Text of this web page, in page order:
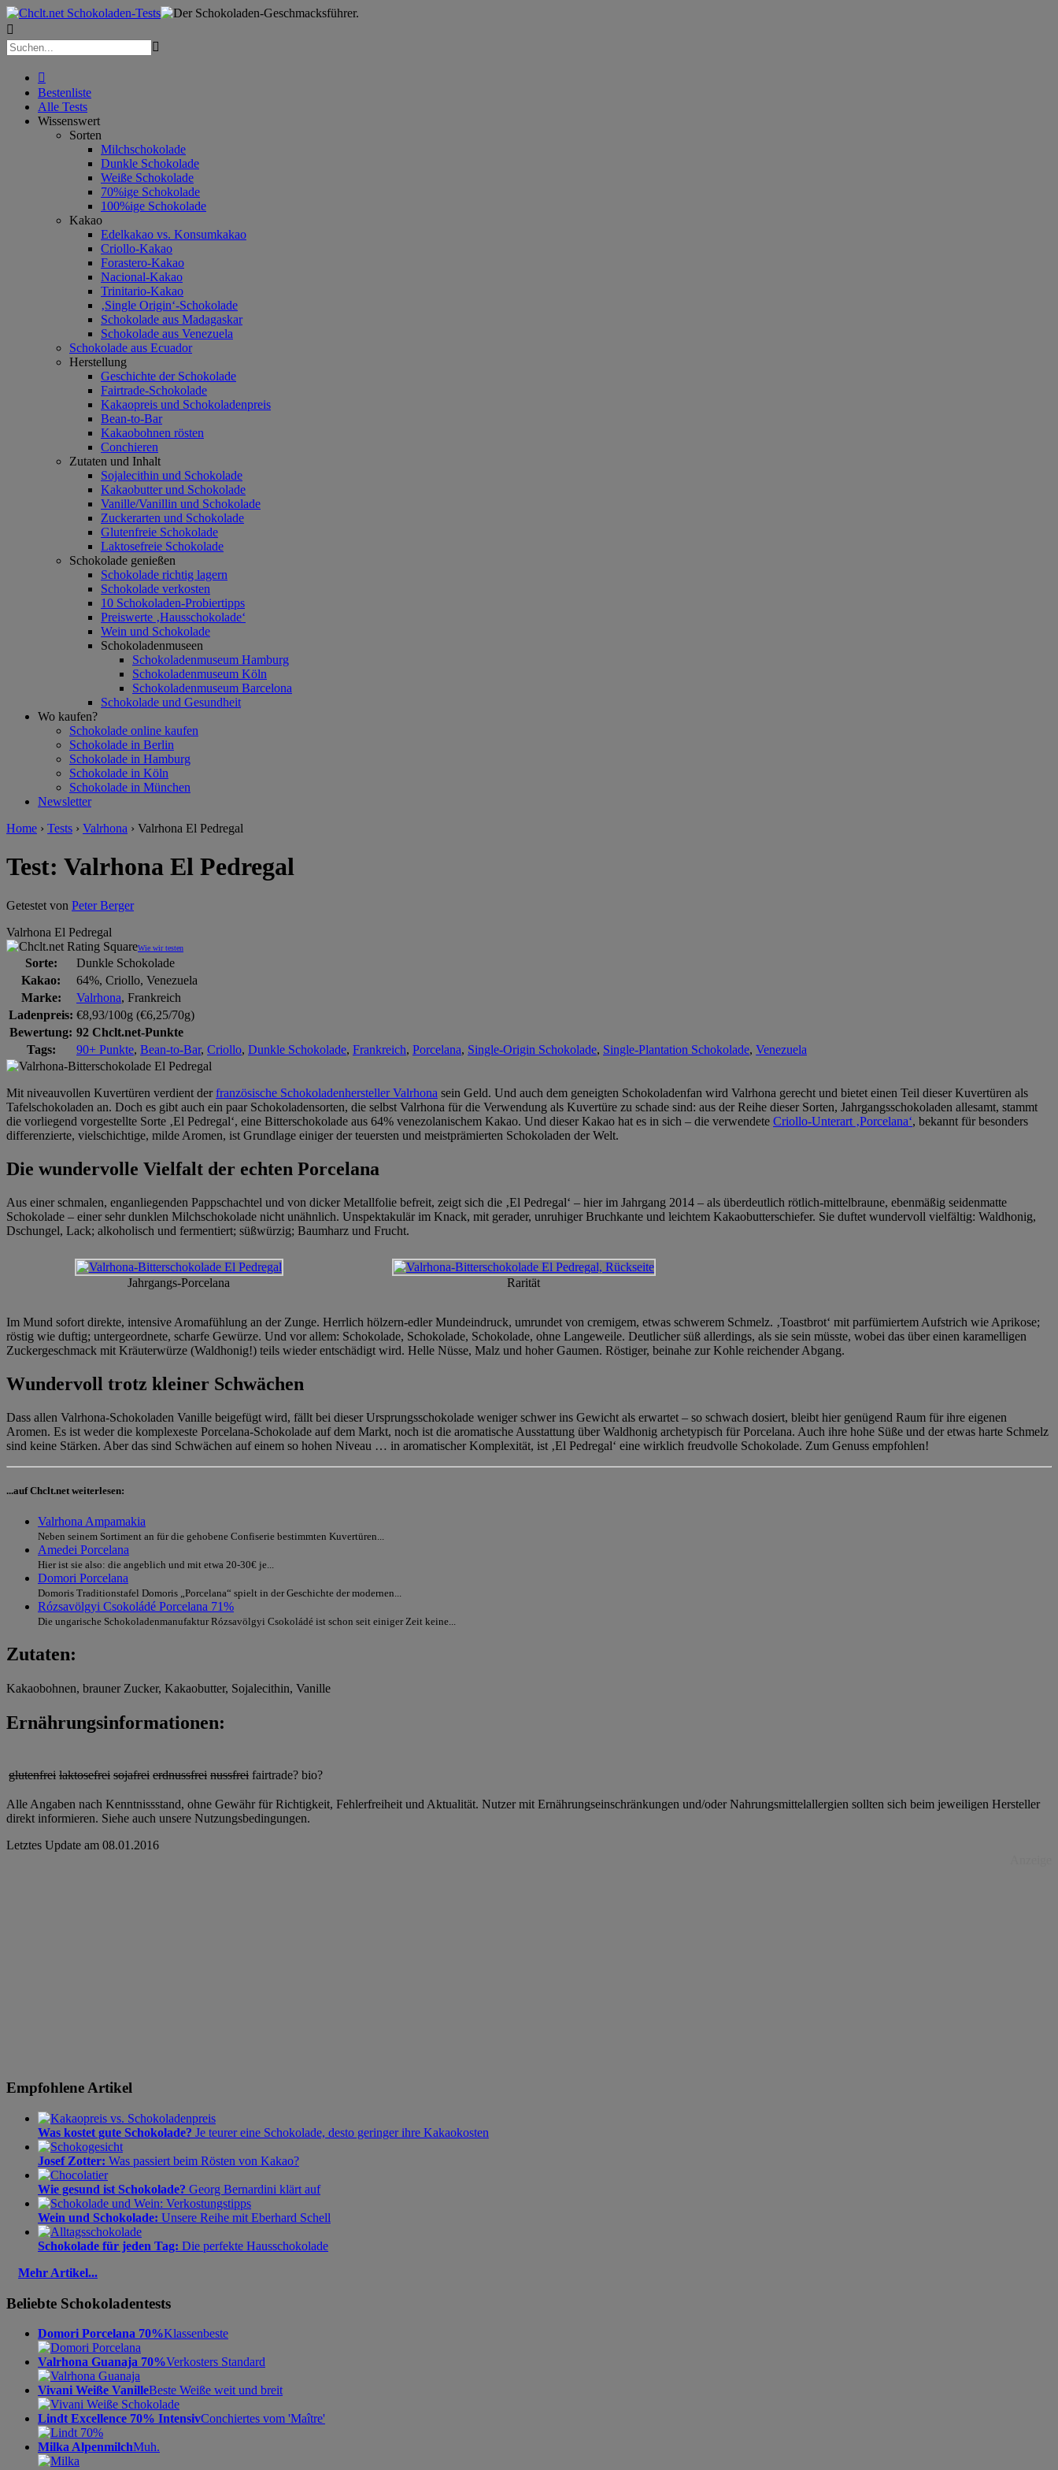



Bestenliste
Alle Tests
Wissenswert
Sorten
Milchschokolade
Dunkle Schokolade
Weiße Schokolade
70%ige Schokolade
100%ige Schokolade
Kakao
Edelkakao vs. Konsumkakao
Criollo-Kakao
Forastero-Kakao
Nacional-Kakao
Trinitario-Kakao
‚Single Origin‘-Schokolade
Schokolade aus Madagaskar
Schokolade aus Venezuela
Schokolade aus Ecuador
Herstellung
Geschichte der Schokolade
Fairtrade-Schokolade
Kakaopreis und Schokoladenpreis
Bean-to-Bar
Kakaobohnen rösten
Conchieren
Zutaten und Inhalt
Sojalecithin und Schokolade
Kakaobutter und Schokolade
Vanille/Vanillin und Schokolade
Zuckerarten und Schokolade
Glutenfreie Schokolade
Laktosefreie Schokolade
Schokolade genießen
Schokolade richtig lagern
Schokolade verkosten
10 Schokoladen-Probiertipps
Preiswerte ‚Hausschokolade‘
Wein und Schokolade
Schokoladenmuseen
Schokoladenmuseum Hamburg
Schokoladenmuseum Köln
Schokoladenmuseum Barcelona
Schokolade und Gesundheit
Wo kaufen?
Schokolade online kaufen
Schokolade in Berlin
Schokolade in Hamburg
Schokolade in Köln
Schokolade in München
Newsletter
Home › Tests › Valrhona › Valrhona El Pedregal
Test: Valrhona El Pedregal
Getestet von Peter Berger
Valrhona El Pedregal
Wie wir testen
Sorte:
Dunkle Schokolade
Kakao:
64%, Criollo, Venezuela
Marke:
Valrhona, Frankreich
Ladenpreis: €8,93/100g (€6,25/70g)
Bewertung: 92 Chclt.net-Punkte
Tags:
90+ Punkte, Bean-to-Bar, Criollo, Dunkle Schokolade, Frankreich, Porcelana, Single-Origin Schokolade, Single-Plantation Schokolade, Venezuela
Mit niveauvollen Kuvertüren verdient derfranzösische Schokoladenhersteller Valrhona sein Geld. Und auch dem geneigten Schokoladenfan wird Valrhona gerecht und bietet einen Teil dieser Kuvertüren als
Tafelschokoladen an. Doch es gibt auch ein paar Schokoladensorten, die selbst Valrhona für die Verwendung als Kuvertüre zu schade sind: aus der Reihe dieser Sorten, Jahrgangsschokoladen allesamt, stammt
die vorliegend vorgestellte Sorte ‚El Pedregal‘, eine Bitterschokolade aus 64% venezolanischem Kakao. Und dieser Kakao hat es in sich – die verwendete Criollo-Unterart ‚Porcelana‘, bekannt für besonders
differenzierte, vielschichtige, milde Aromen, ist Grundlage einiger der teuersten und meistprämierten Schokoladen der Welt.
Die wundervolle Vielfalt der echten Porcelana
Aus einer schmalen, enganliegenden Pappschachtel und von dicker Metallfolie befreit, zeigt sich die ‚El Pedregal‘ – hier im Jahrgang 2014 – als überdeutlich rötlich-mittelbraune, ebenmäßig seidenmatte
Schokolade – einer sehr dunklen Milchschokolade nicht unähnlich. Unspektakulär im Knack, mit gerader, unruhiger Bruchkante und leichtem Kakaobutterschiefer. Sie duftet wundervoll vielfältig: Waldhonig,
Dschungel, Lack; alkoholisch und fermentiert; süßwürzig; Baumharz und Frucht.
Jahrgangs-Porcelana Rarität
Im Mund sofort direkte, intensive Aromafühlung an der Zunge. Herrlich hölzern-edler Mundeindruck, umrundet von cremigem, etwas schwerem Schmelz. ‚Toastbrot‘ mit parfümiertem Aufstrich wie Aprikose;
röstig wie duftig; untergeordnete, scharfe Gewürze. Und vor allem: Schokolade, Schokolade, Schokolade, ohne Langeweile. Deutlicher süß allerdings, als sie sein müsste, wobei das über einen karamelligen
Zuckergeschmack mit Kräuterwürze (Waldhonig!) teils wieder entschädigt wird. Helle Nüsse, Malz und hoher Gaumen. Röstiger, beinahe zur Kohle reichender Abgang.
Wundervoll trotz kleiner Schwächen
Dass allen Valrhona-Schokoladen Vanille beigefügt wird, fällt bei dieser Ursprungsschokolade weniger schwer ins Gewicht als erwartet – so schwach dosiert, bleibt hier genügend Raum für ihre eigenen
Aromen. Es ist weder die komplexeste Porcelana-Schokolade auf dem Markt, noch ist die aromatische Ausstattung über Waldhonig archetypisch für Porcelana. Auch ihre hohe Süße und der etwas harte Schmelz
sind keine Stärken. Aber das sind Schwächen auf einem so hohen Niveau … in aromatischer Komplexität, ist ‚El Pedregal‘ eine wirklich freudvolle Schokolade. Zum Genuss empfohlen!
...auf Chclt.net weiterlesen:
Valrhona Ampamakia
Neben seinem Sortiment an für die gehobene Confiserie bestimmten Kuvertüren...
Amedei Porcelana
Hier ist sie also: die angeblich und mit etwa 20-30€ je...
Domori Porcelana
Domoris Traditionstafel Domoris „Porcelana“ spielt in der Geschichte der modernen...
Rózsavölgyi Csokoládé Porcelana 71%
Die ungarische Schokoladenmanufaktur Rózsavölgyi Csokoládé ist schon seit einiger Zeit keine...
Zutaten:
Kakaobohnen, brauner Zucker, Kakaobutter, Sojalecithin, Vanille
Ernährungsinformationen:
glutenfrei laktosefrei sojafrei erdnussfrei nussfrei fairtrade? bio?
Alle Angaben nach Kenntnissstand, ohne Gewähr für Richtigkeit, Fehlerfreiheit und Aktualität. Nutzer mit Ernährungseinschränkungen und/oder Nahrungsmittelallergien sollten sich beim jeweiligen Hersteller
direkt informieren. Siehe auch unsere Nutzungsbedingungen.
Letztes Update am 08.01.2016
Empfohlene Artikel
Was kostet gute Schokolade? Je teurer eine Schokolade, desto geringer ihre Kakaokosten
Josef Zotter: Was passiert beim Rösten von Kakao?
Wie gesund ist Schokolade? Georg Bernardini klärt auf
Wein und Schokolade: Unsere Reihe mit Eberhard Schell
Schokolade für jeden Tag: Die perfekte Hausschokolade
Mehr Artikel...
Beliebte Schokoladentests
Domori Porcelana 70%Klassenbeste
Valrhona Guanaja 70%Verkosters Standard
Vivani Weiße VanilleBeste Weiße weit und breit
Lindt Excellence 70% IntensivConchiertes vom 'Maître'
Milka AlpenmilchMuh.